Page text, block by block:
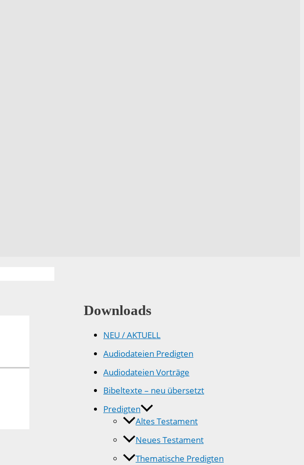
Downloads
NEU / AKTUELL
Audiodateien Predigten
Audiodateien Vorträge
Bibeltexte – neu übersetzt
Predigten
Altes Testament
Neues Testament
Thematische Predigten